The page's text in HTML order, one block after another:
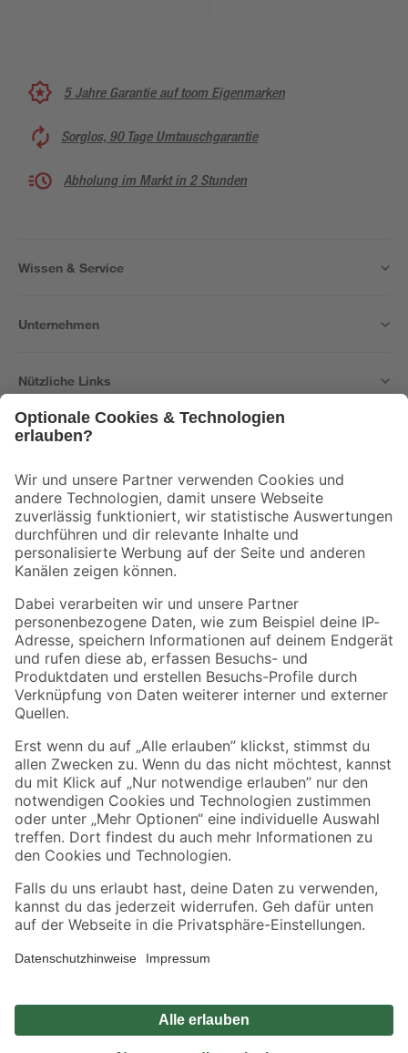
5 Jahre Garantie auf toom Eigenmarken
Sorglos, 90 Tage Umtauschgarantie
Abholung im Markt in 2 Stunden
Wissen & Service
Unternehmen
Nützliche Links
Der toom Newsletter: Keine Angebote und Aktionen mehr verpassen!
Zur Newsletter Anmeldung
Folge uns
Zahlungsarten Versandarten
Sicher einkaufen
Jetzt die toom-App herunterladen
Alle Preisangaben in EUR inkl. gesetzl. MwSt.. Die dargestellten Angebote sind unter
Umständen nicht in allen Märkten verfügbar. Die angegebenen Verfügbarkeiten beziehen
Produkte nur solange der Vorrat reicht.
*Paketversand ab 59 € versandkostenfrei, gilt nicht für Artikel mit Speditionsversand, hier
Privatsphäre Impressum
Nutzungsbedingungen
Widerrufsrecht
Vertrag widerrufen